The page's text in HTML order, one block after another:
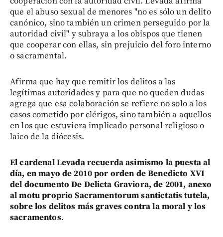
que el abuso sexual de menores "no es sólo un delito
canónico, sino también un crimen perseguido por la
autoridad civil" y subraya a los obispos que tienen
que cooperar con ellas, sin prejuicio del foro interno
o sacramental.
Afirma que hay que remitir los delitos a las
legítimas autoridades y para que no queden dudas
agrega que esa colaboración se refiere no solo a los
casos cometido por clérigos, sino también a aquellos
en los que estuviera implicado personal religioso o
laico de la diócesis.
El cardenal Levada recuerda asimismo la puesta al
día, en mayo de 2010 por orden de Benedicto XVI
del documento De Delicta Graviora, de 2001, anexo
al motu proprio Sacramentorum santictatis tutela,
sobre los delitos más graves contra la moral y los
sacramentos.